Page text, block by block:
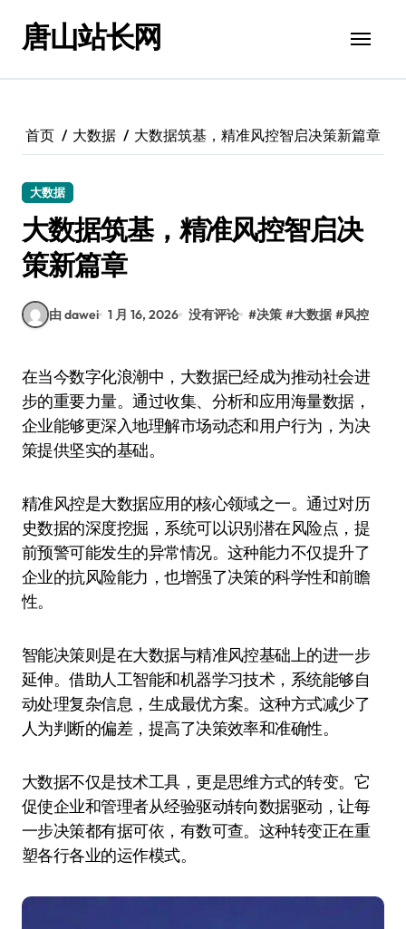
唐山站长网
首页 大数据 大数据筑基，精准风控智启决策新篇章
大数据
大数据筑基，精准风控智启决
策新篇章
由 dawei 1 月 16, 2026 没有评论 #决策 #大数据 #风控
在当今数字化浪潮中，大数据已经成为推动社会进
步的重要力量。通过收集、分析和应用海量数据，
企业能够更深入地理解市场动态和用户行为，为决
策提供坚实的基础。
精准风控是大数据应用的核心领域之一。通过对历
史数据的深度挖掘，系统可以识别潜在风险点，提
前预警可能发生的异常情况。这种能力不仅提升了
企业的抗风险能力，也增强了决策的科学性和前瞻
性。
智能决策则是在大数据与精准风控基础上的进一步
延伸。借助人工智能和机器学习技术，系统能够自
动处理复杂信息，生成最优方案。这种方式减少了
人为判断的偏差，提高了决策效率和准确性。
大数据不仅是技术工具，更是思维方式的转变。它
促使企业和管理者从经验驱动转向数据驱动，让每
一步决策都有据可依，有数可查。这种转变正在重
塑各行各业的运作模式。